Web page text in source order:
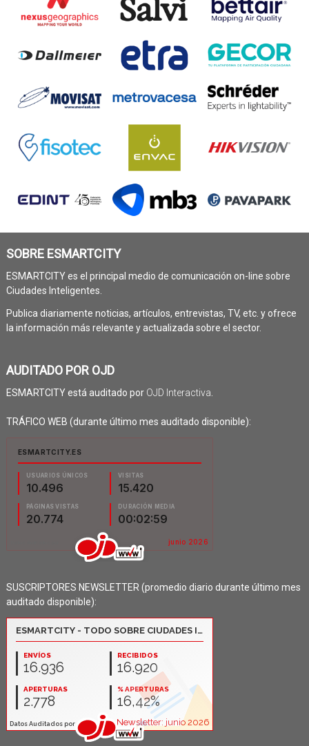
SOBRE ESMARTCITY
ESMARTCITY es el principal medio de comunicación on-line sobre
Ciudades Inteligentes.
Publica diariamente noticias, artículos, entrevistas, TV, etc. y ofrece
la información más relevante y actualizada sobre el sector.
AUDITADO POR OJD
ESMARTCITY está auditado por OJD Interactiva
TRÁFICO WEB (durante último mes auditado disponible):
SUSCRIPTORES NEWSLETTER (promedio diario durante último mes
auditado disponible):